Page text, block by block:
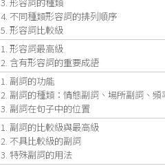
3. 形容詞的種類
4. 不同種類形容詞的排列順序
5. 形容詞比較級
1. 形容詞最高級
2. 含有形容詞的重要成語
1. 副詞的功能
2. 副詞的種類：情態副詞、場所副詞、
3. 副詞在句子中的位置
1. 副詞的比較級與最高級
2. 不具比較級的副詞
3. 特殊副詞的用法